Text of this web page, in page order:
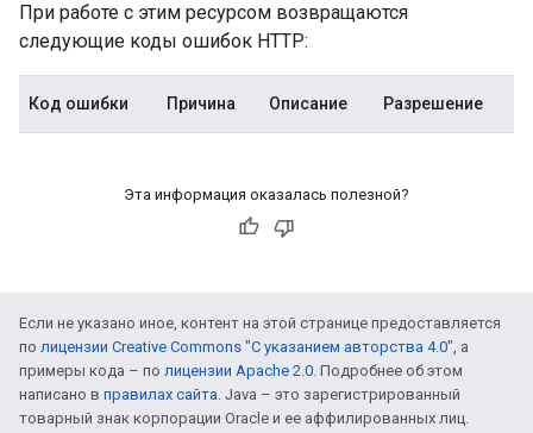
При работе с этим ресурсом возвращаются
следующие коды ошибок HTTP:
Код ошибки Причина Описание Разрешение
Эта информация оказалась полезной?
Если не указано иное, контент на этой странице предоставляется
по лицензии Creative Commons "С указанием авторства 4.0", а
примеры кода – по лицензии Apache 2.0. Подробнее об этом
написано в правилах сайта. Java – это зарегистрированный
товарный знак корпорации Oracle и ее аффилированных лиц.